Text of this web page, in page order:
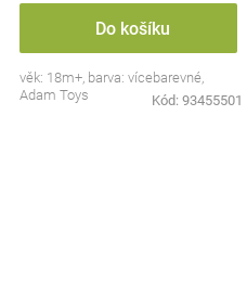
Do košíku
věk: 18m+, barva: vícebarevné,
Adam Toys
Kód: 93455501